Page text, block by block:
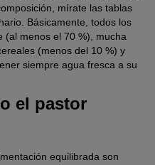
mírate las tablas
Básicamente, todos los
(al menos el 70 %), mucha
(menos del 10 %) y
siempre agua fresca a su
el pastor
equilibrada son